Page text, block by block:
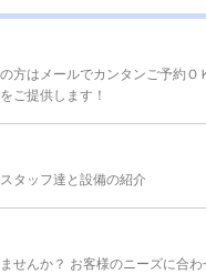
方はメールでカンタンご予約Ｏ
ご提供します！
タッフ達と設備の紹介
せんか？ お客様のニーズに合